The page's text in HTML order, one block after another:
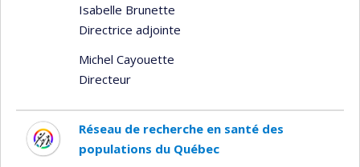
Isabelle Brunette
Directrice adjointe
Michel Cayouette
Directeur
Réseau de recherche en santé des
populations du Québec